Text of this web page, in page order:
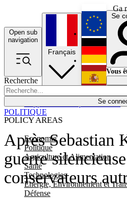
Ga
Open sub
navigation
Recherche
Se
POLICY AREAS
Economie
Politique
Agriculture et Alimentation
Santé
Technologies
Energie, Environnement et
Défense
Économie
Français
English
Deutsch
Se
Vous
Après Sebastian
guerre
conservateurs
POLITIQUE